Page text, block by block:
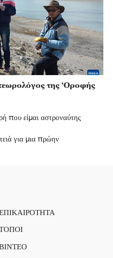
της ‘Οροφής
που είμαι αστροναύτης
για μια πρώην